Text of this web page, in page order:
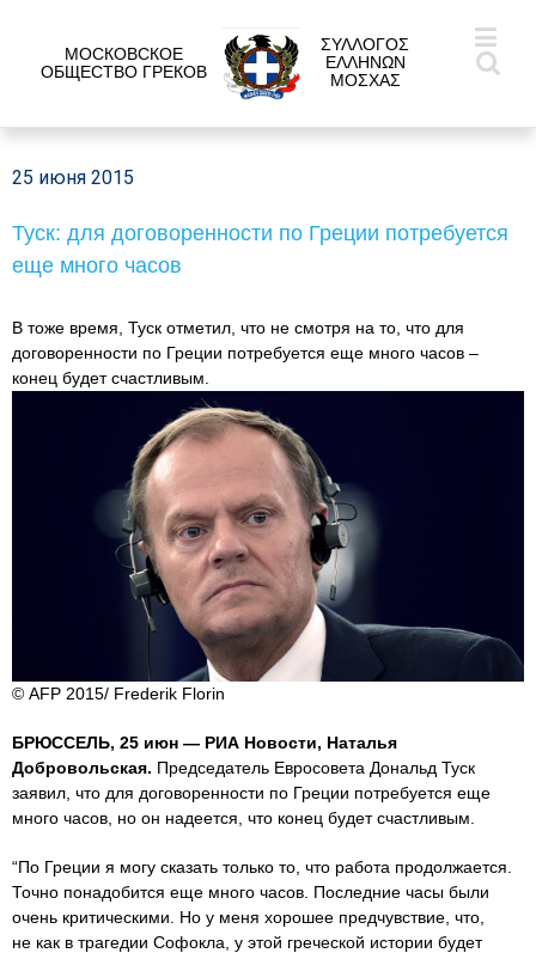
МОСКОВСКОЕ
ОБЩЕСТВО ГРЕКОВ
ΣΥΛΛΟΓΟΣ
ΕΛΛΗΝΩΝ
ΜΟΣΧΑΣ
25 июня 2015
Туск: для договоренности по Греции потребуется
еще много часов
В тоже время, Туск отметил, что не смотря на то, что для
договоренности по Греции потребуется еще много часов –
конец будет счастливым.
© AFP 2015/ Frederik Florin
БРЮССЕЛЬ, 25 июн — РИА Новости, Наталья
Добровольская. Председатель Евросовета Дональд Туск
заявил, что для договоренности по Греции потребуется еще
много часов, но он надеется, что конец будет счастливым.
“По Греции я могу сказать только то, что работа продолжается.
Точно понадобится еще много часов. Последние часы были
очень критическими. Но у меня хорошее предчувствие, что,
не как в трагедии Софокла, у этой греческой истории будет